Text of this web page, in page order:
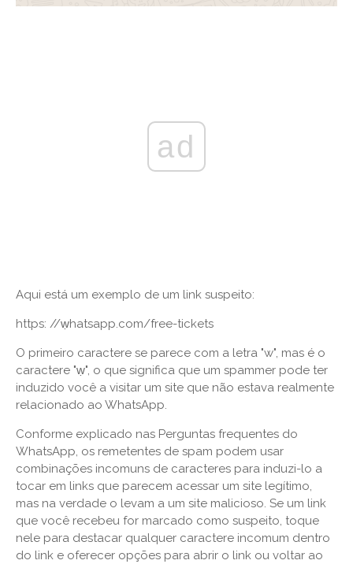
ad
Aqui está um exemplo de um link suspeito:
https: //ẉhatsapp.com/free-tickets
O primeiro caractere se parece com a letra "w", mas é o
caractere "ẉ", o que significa que um spammer pode ter
induzido você a visitar um site que não estava realmente
relacionado ao WhatsApp.
Conforme explicado nas Perguntas frequentes do
WhatsApp, os remetentes de spam podem usar
combinações incomuns de caracteres para induzi-lo a
tocar em links que parecem acessar um site legítimo,
mas na verdade o levam a um site malicioso. Se um link
que você recebeu for marcado como suspeito, toque
nele para destacar qualquer caractere incomum dentro
do link e oferecer opções para abrir o link ou voltar ao